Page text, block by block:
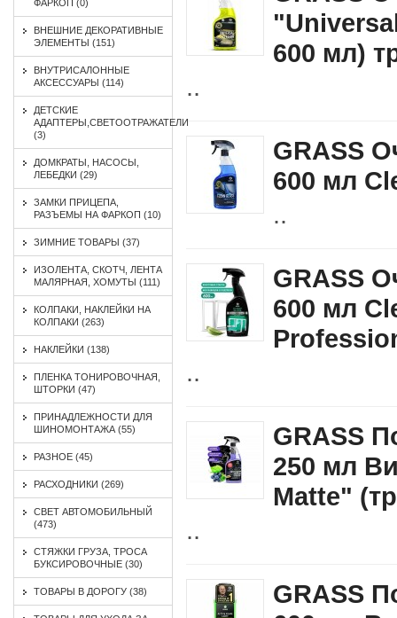
ФАРКОП (0)
ВНЕШНИЕ ДЕКОРАТИВНЫЕ
ЭЛЕМЕНТЫ (151)
ВНУТРИСАЛОННЫЕ
АКСЕССУАРЫ (114)
ДЕТСКИЕ
АДАПТЕРЫ,СВЕТООТРАЖАТЕЛИ
(3)
ДОМКРАТЫ, НАСОСЫ,
ЛЕБЕДКИ (29)
ЗАМКИ ПРИЦЕПА,
РАЗЪЕМЫ НА ФАРКОП (10)
ЗИМНИЕ ТОВАРЫ (37)
ИЗОЛЕНТА, СКОТЧ, ЛЕНТА
МАЛЯРНАЯ, ХОМУТЫ (111)
КОЛПАКИ, НАКЛЕЙКИ НА
КОЛПАКИ (263)
НАКЛЕЙКИ (138)
ПЛЕНКА ТОНИРОВОЧНАЯ,
ШТОРКИ (47)
ПРИНАДЛЕЖНОСТИ ДЛЯ
ШИНОМОНТАЖА (55)
РАЗНОЕ (45)
РАСХОДНИКИ (269)
СВЕТ АВТОМОБИЛЬНЫЙ
(473)
СТЯЖКИ ГРУЗА, ТРОСА
БУКСИРОВОЧНЫЕ (30)
ТОВАРЫ В ДОРОГУ (38)
600 мл)
..
GRASS
600 мл
..
GRASS
600 мл
..
GRASS
250 мл
Matte"
..
GRASS